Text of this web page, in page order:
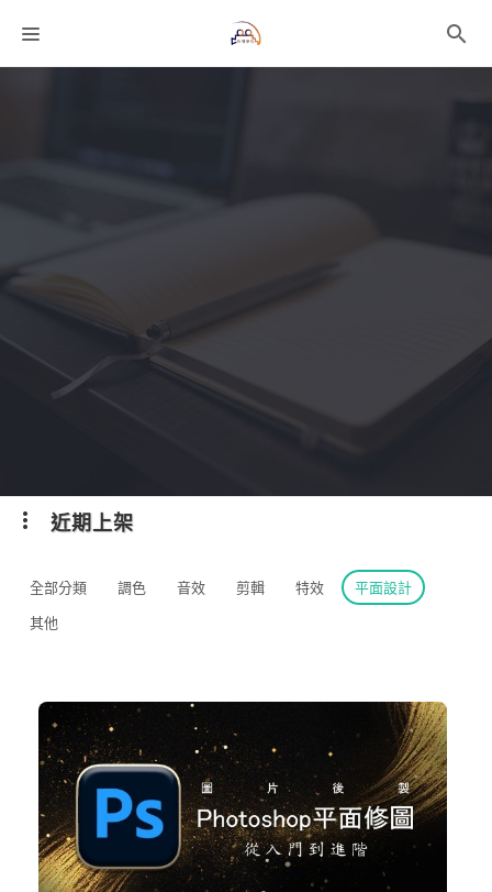
折扣碼
近期上架
全部分類 調色 音效 剪輯 特效
平面設計
其他